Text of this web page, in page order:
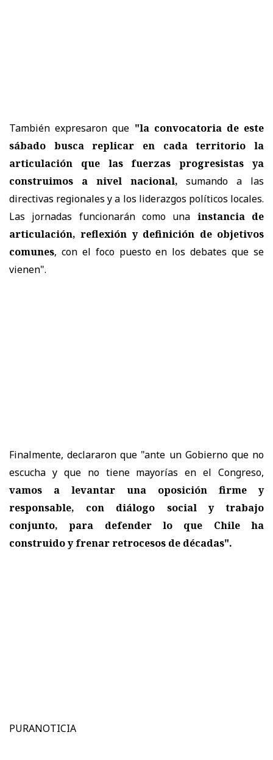
También expresaron que "la convocatoria de este
sábado busca replicar en cada territorio la
articulación que las fuerzas progresistas ya
construimos a nivel nacional, sumando a las
directivas regionales y a los liderazgos políticos locales.
Las jornadas funcionarán como una instancia de
articulación, reflexión y definición de objetivos
comunes, con el foco puesto en los debates que se
vienen".
Finalmente, declararon que "ante un Gobierno que no
escucha y que no tiene mayorías en el Congreso,
vamos a levantar una oposición firme y
responsable, con diálogo social y trabajo
conjunto, para defender lo que Chile ha
construido y frenar retrocesos de décadas".
PURANOTICIA